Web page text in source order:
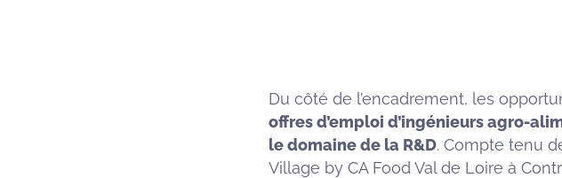
Du côté de l’encadrement, les
offres d’emploi d’ingénieurs agro-
le domaine de la R&D. Compte tenu
Village by CA Food Val de Loire à